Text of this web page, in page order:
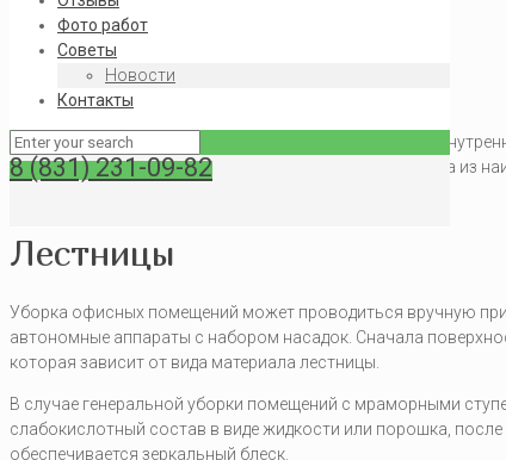
Фото работ
Советы
Новости
Контакты
8 (831) 231-09-82
Чистота
необходимое условие эстетичного внешнего вида. Одна из
Лестницы
Уборка офисных помещений может проводиться вручную
автономные аппараты с набором насадок. Сначала
которая зависит от вида материала лестницы.
В случае генеральной уборки помещений с мраморными
слабокислотный состав в виде жидкости или порошка,
обеспечивается зеркальный блеск.